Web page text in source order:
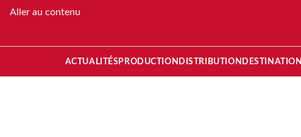
Aller au contenu
ACTUALITÉS PRODUCTION DISTRIBUTION DESTINATION